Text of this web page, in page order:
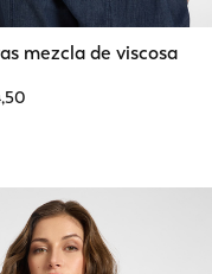
mezcla de viscosa